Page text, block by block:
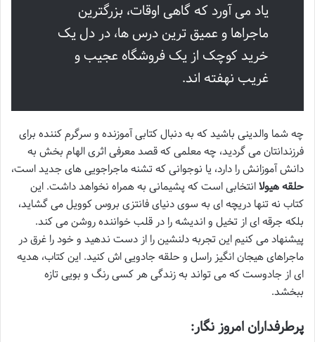
یاد می آورد که گاهی اوقات، بزرگترین
ماجراها و عمیق ترین درس ها، در دل یک
خرید کوچک از یک فروشگاه عجیب و
غریب نهفته اند.
چه شما والدینی باشید که به دنبال کتابی آموزنده و سرگرم کننده برای
فرزندانتان می گردید، چه معلمی که قصد معرفی اثری الهام بخش به
دانش آموزانش را دارد، یا نوجوانی که تشنه ماجراجویی های جدید است،
حلقه هیولاانتخابی است که پشیمانی به همراه نخواهد داشت. این
کتاب نه تنها دریچه ای به سوی دنیای فانتزی بروس کوویل می گشاید،
بلکه جرقه ای از تخیل و اندیشه را در قلب خواننده روشن می کند.
پیشنهاد می کنیم این تجربه دلنشین را از دست ندهید و خود را غرق در
ماجراهای هیجان انگیز راسل و حلقه جادویی اش کنید. این کتاب، هدیه
ای از جادوست که می تواند به زندگی هر کسی رنگ و بویی تازه
ببخشد.
پرطرفداران امروز نگار: